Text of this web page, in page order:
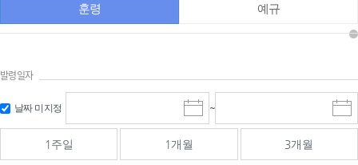
훈령 예규
발령일자
날짜 미지정
시
작
일
선
~
마
감
선
1주일 1개월 3개월